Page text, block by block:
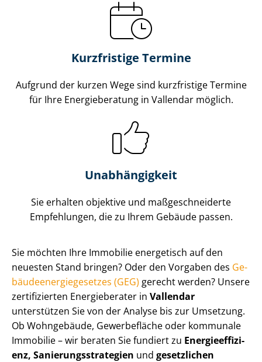
Kurzfristige Termine
Aufgrund der kurzen Wege sind kurzfristige Termine
für Ihre Energieberatung in Vallendar möglich.
Unabhängigkeit
Sie erhalten objektive und maß­ge­schnei­der­te
Empfehlungen, die zu Ihrem Gebäude passen.
Sie möchten Ihre Immobilie energetisch auf den
neuesten Stand bringen? Oder den Vorgaben des Ge­
bäu­de­en­er­gie­ge­set­zes (GEG) gerecht werden? Unsere
zertifizierten Energieberater in Vallendar
unterstützen Sie von der Analyse bis zur Umsetzung.
Ob Wohngebäude, Gewerbefläche oder kommunale
Immobilie – wir beraten Sie fundiert zu En­er­gie­ef­fi­zi­
enz, Sa­nie­rungs­stra­te­gien und gesetzlichen